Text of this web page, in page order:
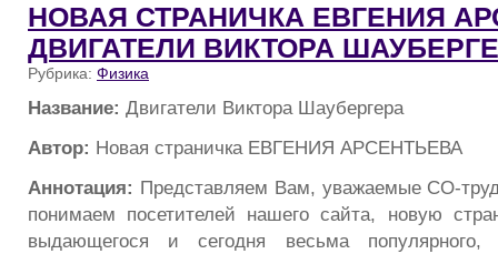
НОВАЯ СТРАНИЧКА ЕВГЕНИЯ
ДВИГАТЕЛИ ВИКТОРА
Рубрика: Физика
Название: Двигатели Виктора Шаубергера
Автор: Новая страничка ЕВГЕНИЯ АРСЕНТЬЕВА
Аннотация: Представляем Вам, уважаемые СО-
понимаем посетителей нашего сайта, новую
выдающегося и сегодня весьма популярного,